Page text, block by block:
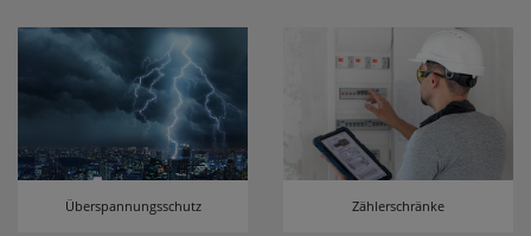
Überspannungsschutz Zählerschränke